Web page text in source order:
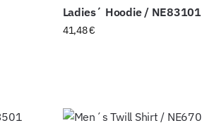
Ladies´ Hoodie / NE83101
41,48€